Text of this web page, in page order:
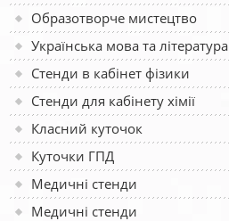
Образотворче мистецтво
Українська мова та література
Стенди в кабінет фізики
Стенди для кабінету хімії
Класний куточок
Куточки ГПД
Медичні стенди
Медичні стенди